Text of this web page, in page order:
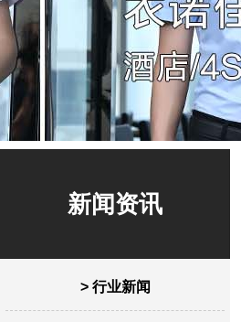
新闻资讯
> 行业新闻